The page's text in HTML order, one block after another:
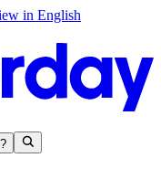
in English